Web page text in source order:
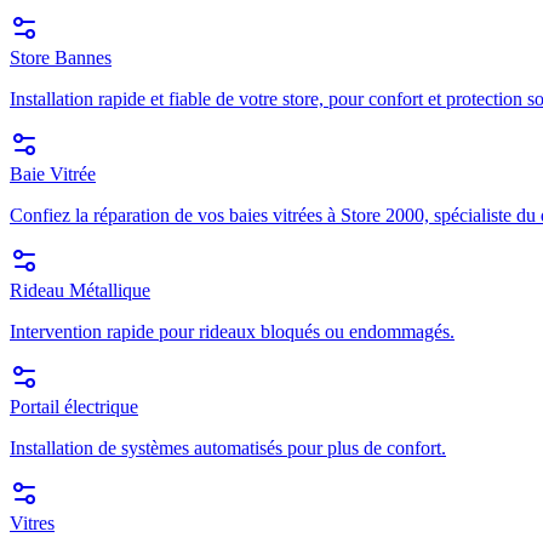
Store Bannes
Installation rapide et fiable de votre store, pour confort et protection
Baie Vitrée
Confiez la réparation de vos baies vitrées à Store 2000, spécialiste
Rideau Métallique
Intervention rapide pour rideaux bloqués ou endommagés.
Portail électrique
Installation de systèmes automatisés pour plus de confort.
Vitres